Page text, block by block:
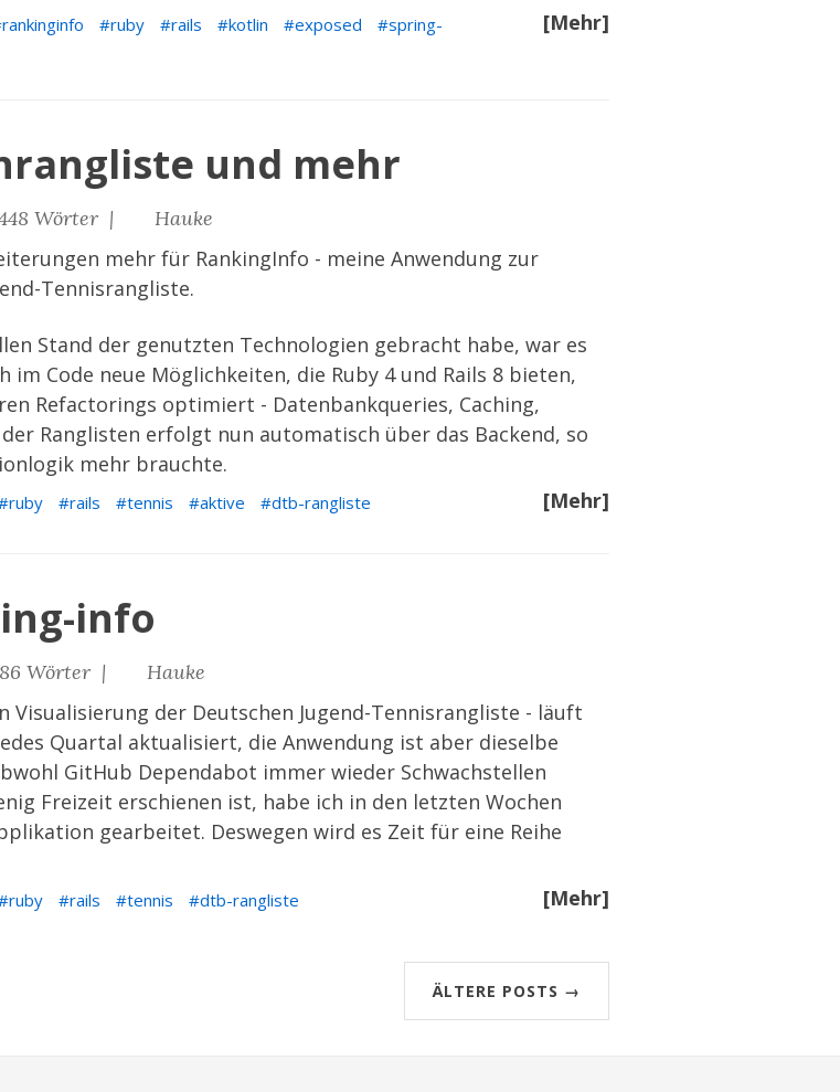
[Mehr]
rankinginfo ruby rails kotlin exposed
spring-
und mehr
Wörter | Hauke
mehr für RankingInfo - meine Anwendung zur
Tennisrangliste.
Stand der genutzten Technologien gebracht habe, war es
Code neue Möglichkeiten, die Ruby 4 und Rails 8 bieten,
Refactorings optimiert - Datenbankqueries, Caching,
Ranglisten erfolgt nun automatisch über das Backend, so
mehr brauchte.
[Mehr]
ruby rails tennis aktive dtb-rangliste
info
Wörter | Hauke
Visualisierung der Deutschen Jugend-Tennisrangliste - läuft
Quartal aktualisiert, die Anwendung ist aber dieselbe
GitHub Dependabot immer wieder Schwachstellen
Freizeit erschienen ist, habe ich in den letzten Wochen
gearbeitet. Deswegen wird es Zeit für eine Reihe
[Mehr]
ruby rails tennis dtb-rangliste
ÄLTERE POSTS →